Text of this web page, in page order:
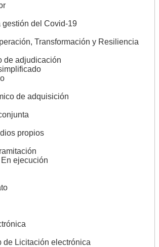
gestión del Covid-19
Transformación y Resiliencia
de adjudicación
de adquisición
propios
ejecución
de Licitación electrónica